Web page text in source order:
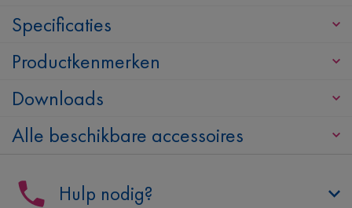
Specificaties
Productkenmerken
Downloads
Alle beschikbare accessoires
Hulp nodig?